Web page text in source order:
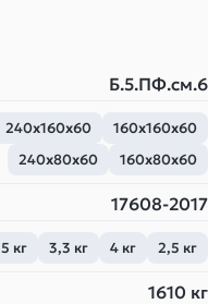
Б.5.ПФ.см.6
240х160х60
160х160х60
240х80х60
160х80х60
17608-2017
5 кг 3,3 кг 4 кг 2,5 кг
1610 кг